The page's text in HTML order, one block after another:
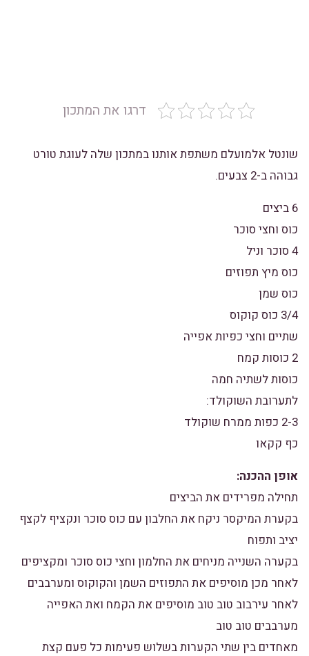
דרגו את המתכון
שונטל אלמועלם משתפת אותנו במתכון שלה לעוגת טורט
גבוהה ב-2 צבעים.
6 ביצים
כוס וחצי סוכר
4 סוכר וניל
כוס מיץ תפוזים
כוס שמן
3/4 כוס קוקוס
שתיים וחצי כפיות אפייה
2 כוסות קמח
כוסות לשתיה חמה
לתערובת השוקולד:
2-3 כפות ממרח שוקולד
כף קקאו
אופן ההכנה:
תחילה מפרידים את הביצים
בקערת המיקסר ניקח את החלבון עם כוס סוכר ונקציף לקצף
יציב ותפוח
בקערה השנייה מניחים את החלמון וחצי כוס סוכר ומקציפים
לאחר מכן מוסיפים את התפוזים השמן והקוקוס ומערבבים
לאחר עירבוב טוב טוב מוסיפים את הקמח ואת האפייה
מערבבים טוב טוב
מאחדים בין שתי הקערות בשלוש פעימות כל פעם קצת